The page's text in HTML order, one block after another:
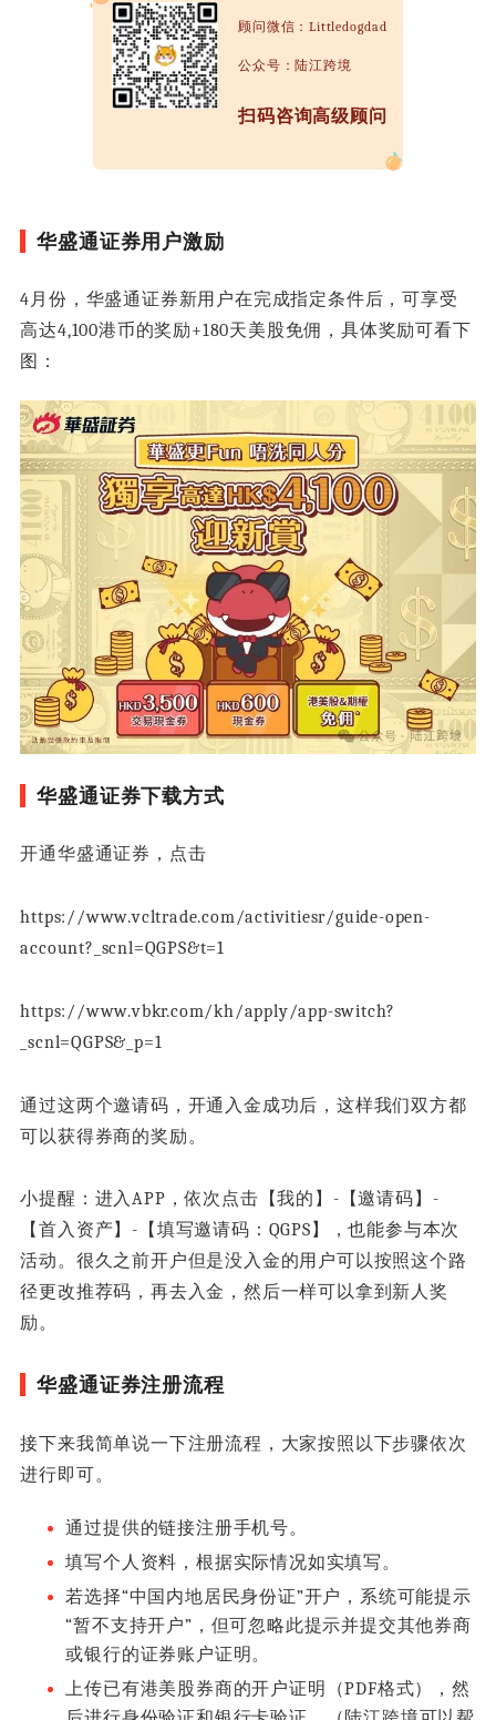
顾问微信：Littledogdad
公众号：陆江跨境
扫码咨询高级顾问
华盛通证券用户激励
4月份，华盛通证券新用户在完成指定条件后，可享受
高达4,100港币的奖励+180天美股免佣，具体奖励可看下
图：
华盛通证券下载方式
开通华盛通证券，点击
https://www.vcltrade.com/activitiesr/guide-open-
account?_scnl=QGPS&t=1
https://www.vbkr.com/kh/apply/app-switch?
_scnl=QGPS&_p=1
通过这两个邀请码，开通入金成功后，这样我们双方都
可以获得券商的奖励。
小提醒：进入APP，依次点击【我的】-【邀请码】-
【首入资产】-【填写邀请码： QGPS 】，也能参与本次
活动。很久之前开户但是没入金的用户可以按照这个路
径更改推荐码，再去入金，然后一样可以拿到新人奖
励。
华盛通证券注册流程
接下来我简单说一下注册流程，大家按照以下步骤依次
进行即可。
通过提供的链接注册手机号。
填写个人资料，根据实际情况如实填写。
若选择“中国内地居民身份证”开户，系统可能提示
“暂不支持开户”，但可忽略此提示并提交其他券商
或银行的证券账户证明。
上传已有港美股券商的开户证明（PDF格式），然